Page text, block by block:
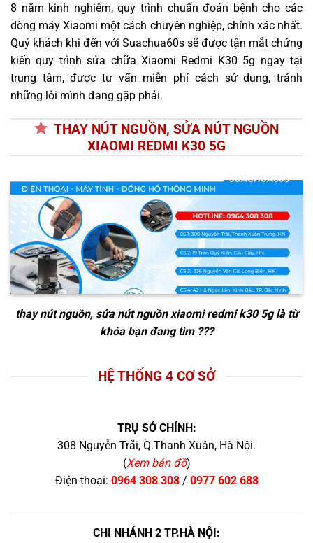
8 năm kinh nghiệm, quy trình chuẩn đoán bệnh cho các
dòng máy Xiaomi một cách chuyên nghiệp, chính xác nhất.
Quý khách khi đến với Suachua60s sẽ được tận mắt chứng
kiến quy trình sửa chữa Xiaomi Redmi K30 5g ngay tại
trung tâm, được tư vấn miễn phí cách sử dụng, tránh
những lỗi mình đang gặp phải.
THAY NÚT NGUỒN, SỬA NÚT NGUỒN
XIAOMI REDMI K30 5G
thay nút nguồn, sửa nút nguồn xiaomi redmi k30 5glà từ
khóa bạn đang tìm ???
HỆ THỐNG 4 CƠ SỞ
TRỤ SỞ CHÍNH:
308 Nguyễn Trãi, Q.Thanh Xuân, Hà Nội.
(Xem bản đồ)
Điện thoại: 0964 308 308/ 0977 602 688
CHI NHÁNH 2 TP.HÀ NỘI: